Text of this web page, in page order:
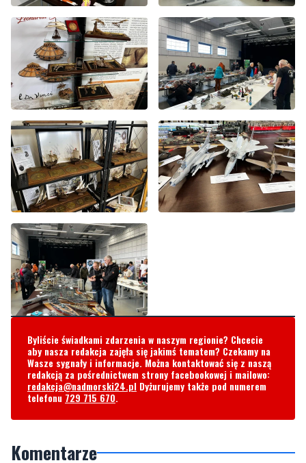
Byliście świadkami zdarzenia w naszym regionie? Chcecie
aby nasza redakcja zajęła się jakimś tematem? Czekamy na
Wasze sygnały i informacje. Można kontaktować się z naszą
redakcja@nadmorski24.plDyżurujemy także pod numerem
telefonu729 715 670.
Komentarze
Niektóre wyjątkowo piękne. Podziwiam cierpliwość i pasję